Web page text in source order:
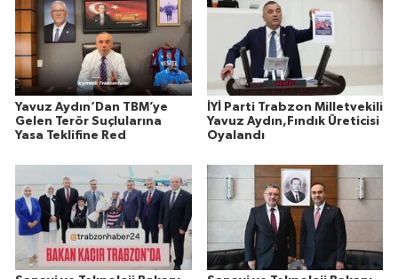
Yavuz Aydın‘Dan TBM’ye
Gelen Terör Suçlularına
Yasa Teklifine Red
İYİ Parti Trabzon Milletvekili
Yavuz Aydın,Fındık Üreticisi
Oyalandı